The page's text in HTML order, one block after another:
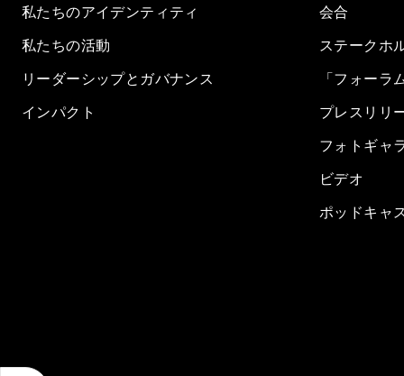
私たちのアイデンティティ
私たちの活動
リーダーシップとガバナンス
インパクト
会合
ステークホ
「フォーラ
プレスリリ
フォトギャ
ビデオ
ポッドキャ